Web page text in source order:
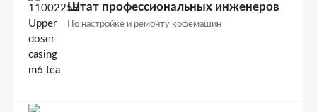
Штат профессиональных инженеров
По настройке и ремонту кофемашин